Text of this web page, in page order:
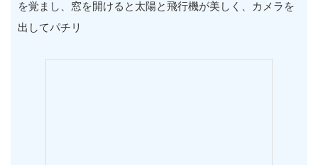
o
を覚まし、窓を開けると太陽と飛行機が美しく、カメラを
出してパチリ